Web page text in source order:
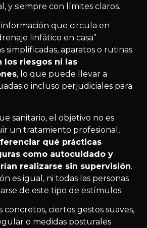
y siempre con límites claros.
que circula en
linfático en casa”
simplificadas, aparatos o rutinas
los riesgos ni las
, lo que puede llevar a
o incluso perjudiciales para
sanitario, el objetivo no es
un tratamiento profesional,
qué prácticas
como autocuidado y
realizarse sin supervisión.
es igual, ni todas las personas
de este tipo de estímulos.
concretos, ciertos gestos suaves,
o medidas posturales